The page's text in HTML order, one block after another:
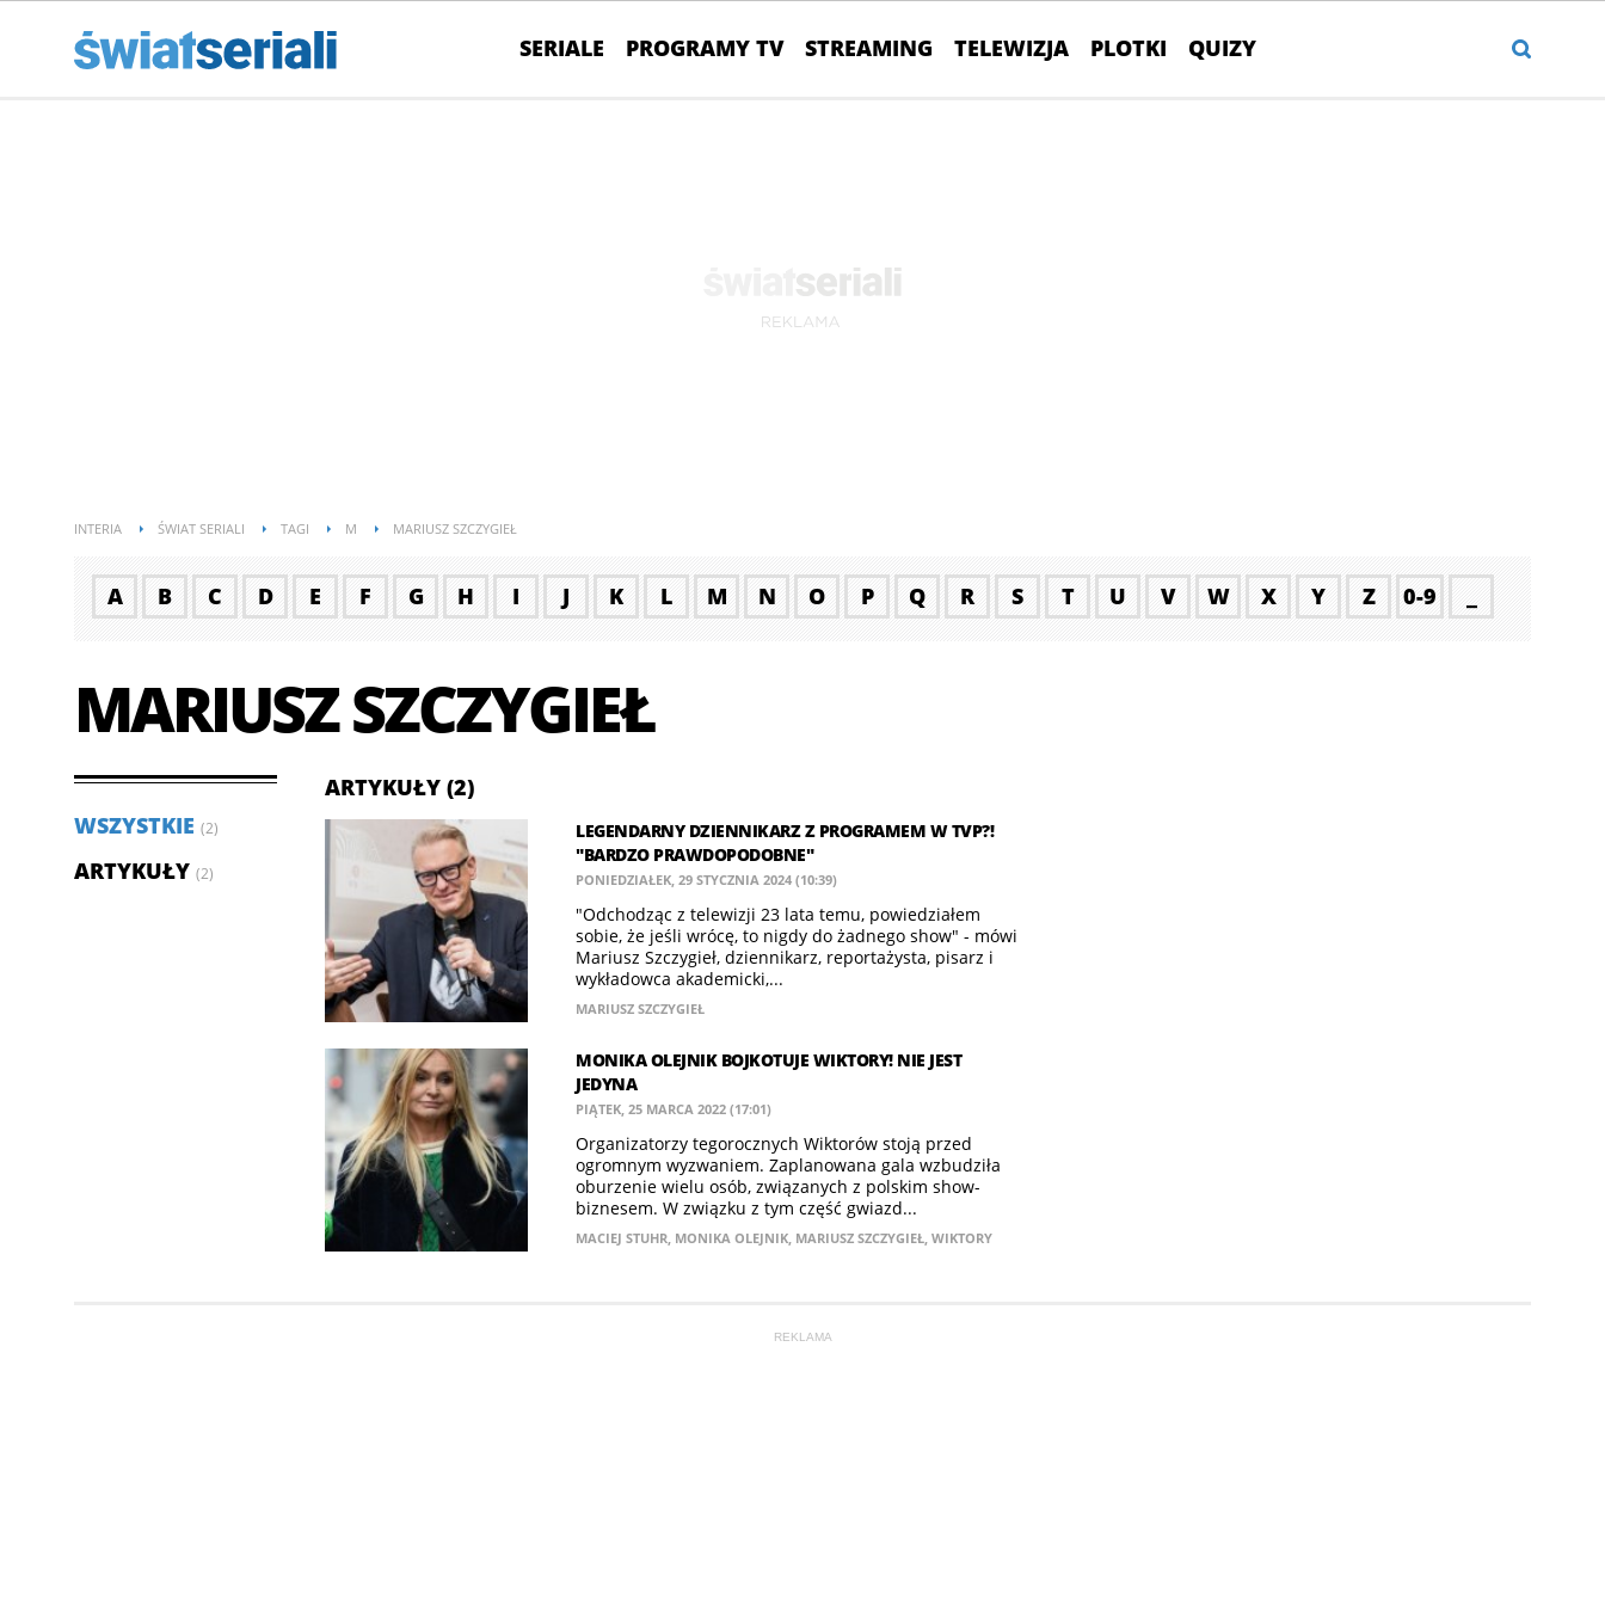
SERIALE PROGRAMY TV STREAMING TELEWIZJA PLOTKI QUIZY
INTERIA ŚWIAT SERIALI TAGI M MARIUSZ SZCZYGIEŁ
A B C D E F G H I J K L M N O P Q R S T U V W X Y Z 0-9
MARIUSZ SZCZYGIEŁ
WSZYSTKIE (2)
ARTYKUŁY (2)
ARTYKUŁY (2)
LEGENDARNY DZIENNIKARZ Z PROGRAMEM W TVP?!
"BARDZO PRAWDOPODOBNE"
PONIEDZIAŁEK, 29 STYCZNIA 2024 (10:39)
"Odchodząc z telewizji 23 lata temu, powiedziałem
sobie, że jeśli wrócę, to nigdy do żadnego show" - mówi
Mariusz Szczygieł, dziennikarz, reportażysta, pisarz i
wykładowca akademicki,...
MARIUSZ SZCZYGIEŁ
MONIKA OLEJNIK BOJKOTUJE WIKTORY! NIE JEST
JEDYNA
PIĄTEK, 25 MARCA 2022 (17:01)
Organizatorzy tegorocznych Wiktorów stoją przed
ogromnym wyzwaniem. Zaplanowana gala wzbudziła
oburzenie wielu osób, związanych z polskim show-
biznesem. W związku z tym część gwiazd...
MACIEJ STUHR, MONIKA OLEJNIK, MARIUSZ SZCZYGIEŁ, WIKTORY
REKLAMA